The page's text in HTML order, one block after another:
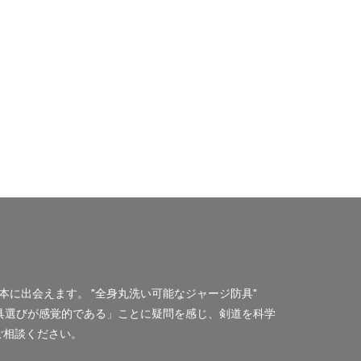
に出会えます。 "全身丸洗い可能なジャージ防具"
びが感覚的である」ことに疑問を感じ、剣道を科学
談ください。